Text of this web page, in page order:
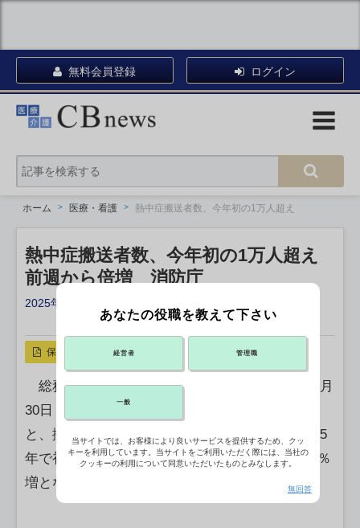
無料会員登録 ログイン
ホーム 医療・看護 熱中症搬送者数、今年初の1万人超え
熱中症搬送者数、今年初の1万人超え
前週から倍増 消防庁
2025年07月08日 17:45
リンクをコピー X ポスト
保存
総務省消防庁が8日公表した熱中症の1週間（6月
30日－7月6⽇）の救急搬送状況の速報値による
と、搬送者数は前週比115.4％増の1万48人と2025
年で初めて1万人を超えた。前年同期比では34.6％
増となっている。【斯波祐介】
あなたの役職を教えて下さい
経営者 管理職
一般
当サイトでは、お客様により良いサービスを提供するため、クッ
キーを利用しています。当サイトをご利用いただく際には、当社の
クッキーの利用について同意いただいたものとみなします。
無回答